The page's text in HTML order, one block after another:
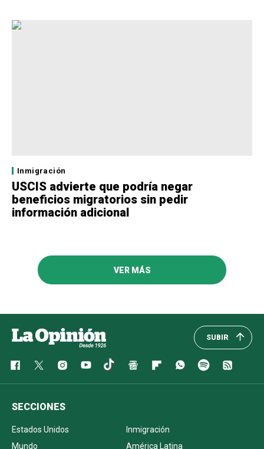
Inmigración
USCIS advierte que podría negar
beneficios migratorios sin pedir
información adicional
VER MÁS
SUBIR
SECCIONES
Estados Unidos
Inmigración
Mundo
América Latina